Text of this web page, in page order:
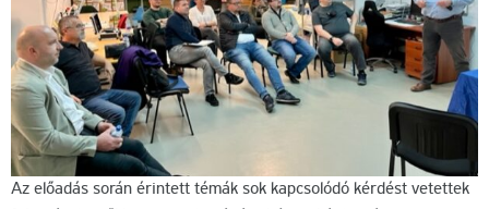
Az előadás során érintett témák sok kapcsolódó kérdést vetettek